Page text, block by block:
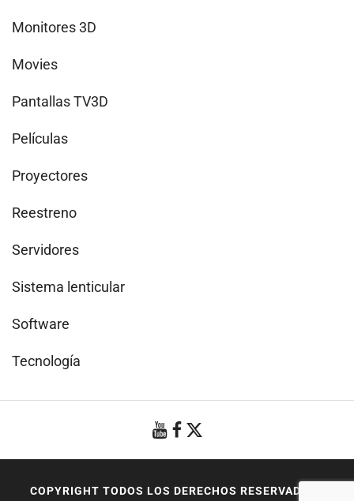
Monitores 3D
Movies
Pantallas TV3D
Películas
Proyectores
Reestreno
Servidores
Sistema lenticular
Software
Tecnología
COPYRIGHT TODOS LOS DERECHOS RESERVADOS